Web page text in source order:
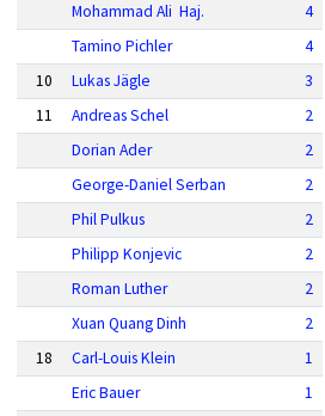
Mohammad Ali Haj.
4
Tamino Pichler
4
10
Lukas Jägle
3
11
Andreas Schel
2
Dorian Ader
2
George-Daniel Serban
2
Phil Pulkus
2
Philipp Konjevic
2
Roman Luther
2
Xuan Quang Dinh
2
18
Carl-Louis Klein
1
Eric Bauer
1